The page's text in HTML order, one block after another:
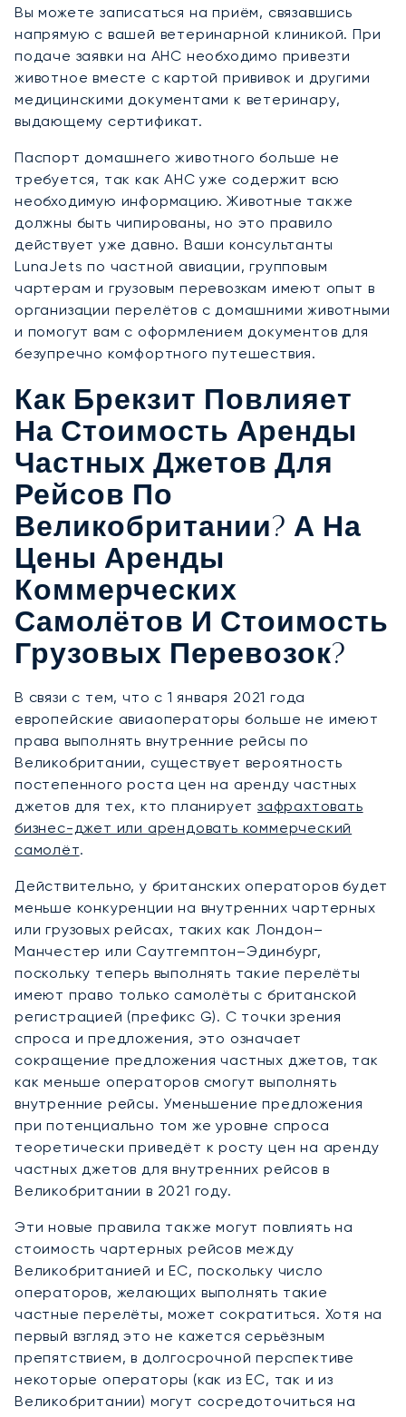
Вы можете записаться на приём, связавшись
напрямую с вашей ветеринарной клиникой. При
подаче заявки на AHC необходимо привезти
животное вместе с картой прививок и другими
медицинскими документами к ветеринару,
выдающему сертификат.
Паспорт домашнего животного больше не
требуется, так как AHC уже содержит всю
необходимую информацию. Животные также
должны быть чипированы, но это правило
действует уже давно. Ваши консультанты
LunaJets по частной авиации, групповым
чартерам и грузовым перевозкам имеют опыт в
организации перелётов с домашними животными
и помогут вам с оформлением документов для
безупречно комфортного путешествия.
Как Брекзит Повлияет
На Стоимость Аренды
Частных Джетов Для
Рейсов По
Великобритании? А На
Цены Аренды
Коммерческих
Самолётов И Стоимость
Грузовых Перевозок?
В связи с тем, что с 1 января 2021 года
европейские авиаоператоры больше не имеют
права выполнять внутренние рейсы по
Великобритании, существует вероятность
постепенного роста цен на аренду частных
джетов для тех, кто планируетзафрахтовать
бизнес-джет или арендовать коммерческий
самолёт.
Действительно, у британских операторов будет
меньше конкуренции на внутренних чартерных
или грузовых рейсах, таких как Лондон–
Манчестер или Саутгемптон–Эдинбург,
поскольку теперь выполнять такие перелёты
имеют право только самолёты с британской
регистрацией (префикс G). С точки зрения
спроса и предложения, это означает
сокращение предложения частных джетов, так
как меньше операторов смогут выполнять
внутренние рейсы. Уменьшение предложения
при потенциально том же уровне спроса
теоретически приведёт к росту цен на аренду
частных джетов для внутренних рейсов в
Великобритании в 2021 году.
Эти новые правила также могут повлиять на
стоимость чартерных рейсов между
Великобританией и ЕС, поскольку число
операторов, желающих выполнять такие
частные перелёты, может сократиться. Хотя на
первый взгляд это не кажется серьёзным
препятствием, в долгосрочной перспективе
некоторые операторы (как из ЕС, так и из
Великобритании) могут сосредоточиться на